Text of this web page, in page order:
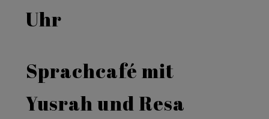
Uhr
Sprachcafé mit
Yusrah und Resa